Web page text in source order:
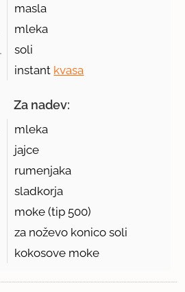
masla
mleka
soli
instant kvasa
Za nadev:
mleka
jajce
rumenjaka
sladkorja
moke (tip 500)
za noževo konico soli
kokosove moke